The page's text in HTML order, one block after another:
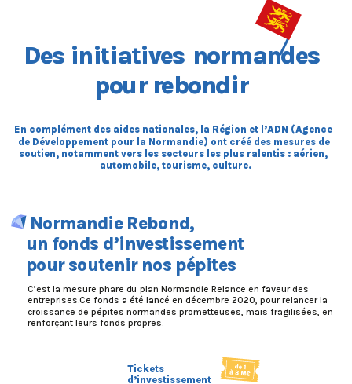
En complément des aides nationales, la Région et l’ADN (Agence
de Développement pour la Normandie) ont créé des mesures de
soutien, notamment vers les secteurs les plus ralentis : aérien,
automobile, tourisme, culture.
Normandie Rebond,
unfonds d’investissement
pour soutenir nos pépites
Des initiatives normandes
pour rebondir
C’est la mesure phare du plan Normandie Relance en faveur des
entreprises.Ce fonds a été lancé en décembre 2020, pour relancer la
croissance de pépites normandes prometteuses, mais fragilisées, en
renforçant leurs fonds propres.
Tickets
d’investissement